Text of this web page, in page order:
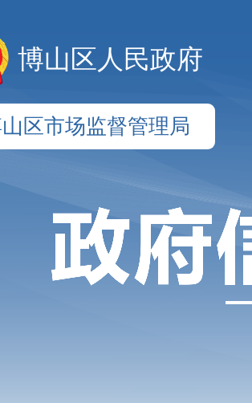
博山区人民政府
区市场监督管理局